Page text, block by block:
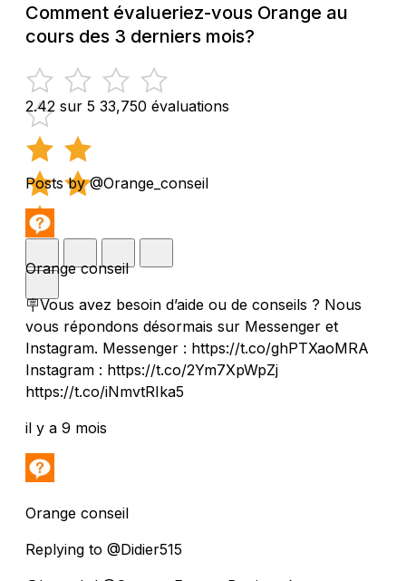
Comment évalueriez-vous Orange au
cours des 3 derniers mois?
2.42 sur 5 33,750 évaluations
Posts by @Orange_conseil
Orange conseil
🪧Vous avez besoin d’aide ou de conseils ? Nous
vous répondons désormais sur Messenger et
Instagram. Messenger : https://t.co/ghPTXaoMRA
Instagram : https://t.co/2Ym7XpWpZj
https://t.co/iNmvtRIka5
il y a 9 mois
Orange conseil
Replying to @Didier515